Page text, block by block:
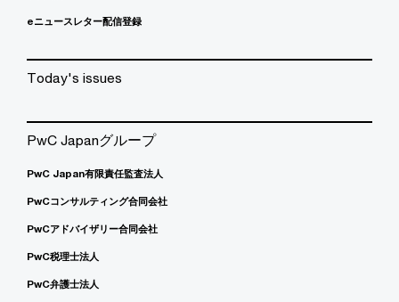
eニュースレター配信登録
Today's issues
PwC Japanグループ
PwC Japan有限責任監査法人
PwCコンサルティング合同会社
PwCアドバイザリー合同会社
PwC税理士法人
PwC弁護士法人